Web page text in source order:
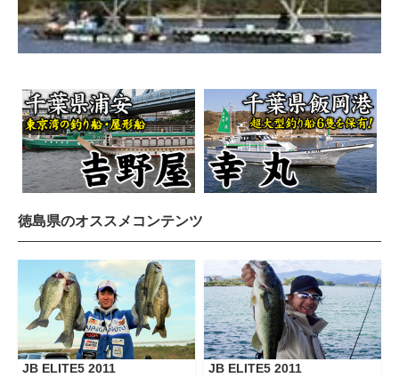
徳島県のオススメコンテンツ
JB ELITE5 2011 JB ELITE5 2011